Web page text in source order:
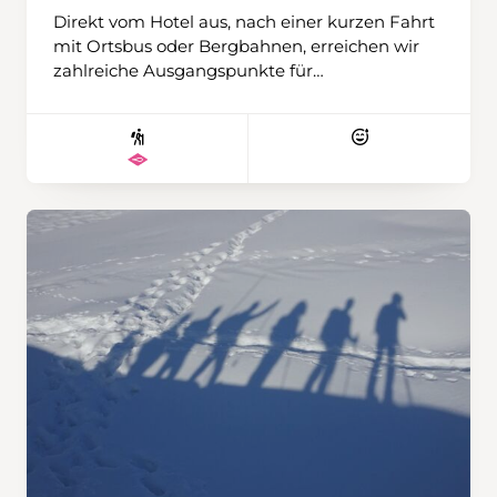
Direkt vom Hotel aus, nach einer kurzen Fahrt
mit Ortsbus oder Bergbahnen, erreichen wir
zahlreiche Ausgangspunkte für
Unternehmung – es ist für alle etwas dabei.
Ziele wie die Tschentenalp, die Tour vom
längere Runden laden zum Entdecken ein.
Den besonders Ambitionierten gelingt
vielleicht sogar der eine oder andere Gipfel mit
klangvollen Namen wie Bunderspitz,
Ammertespitz oder Tschingellochtighore. Wir
wohnen im persönlich geführten und
traditionsreichen Hotel Hari im Schlegeli mit
Halbpension, reichhaltigem Frühstück, 4-